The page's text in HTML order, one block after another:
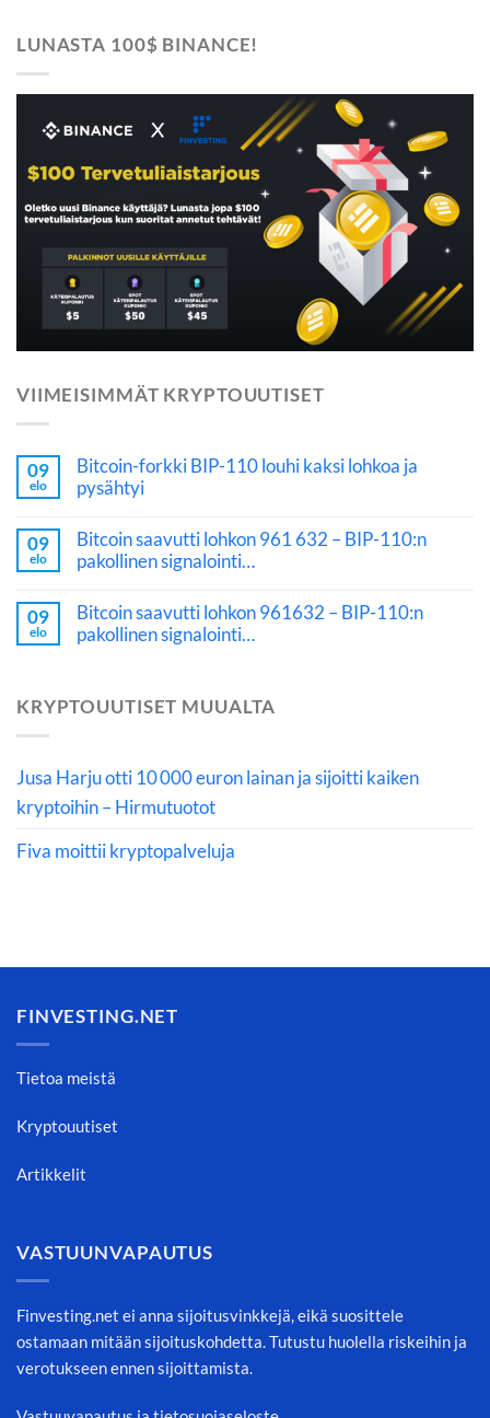
LUNASTA 100$ BINANCE!
VIIMEISIMMÄT KRYPTOUUTISET
09
elo
Bitcoin-forkki BIP-110 louhi kaksi lohkoa ja
pysähtyi
09
elo
Bitcoin saavutti lohkon 961 632 – BIP-110:n
pakollinen signalointi…
09
elo
Bitcoin saavutti lohkon 961632 – BIP-110:n
pakollinen signalointi…
KRYPTOUUTISET MUUALTA
Jusa Harju otti 10 000 euron lainan ja sijoitti kaiken
kryptoihin – Hirmutuotot
Fiva moittii kryptopalveluja
FINVESTING.NET
Tietoa meistä
Kryptouutiset
Artikkelit
VASTUUNVAPAUTUS
Finvesting.net ei anna sijoitusvinkkejä, eikä suosittele
ostamaan mitään sijoituskohdetta. Tutustu huolella riskeihin ja
verotukseen ennen sijoittamista.